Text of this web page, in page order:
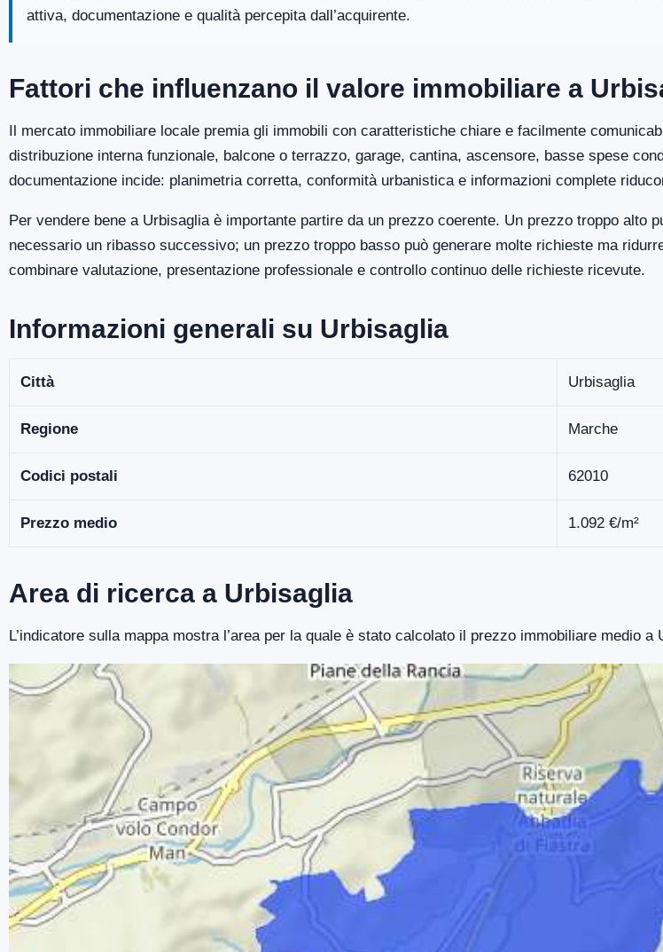
attiva, documentazione e qualità percepita dall’acquirente.
Fattori che influenzano il valore immobiliare a
Il mercato immobiliare locale premia gli immobili con caratteristiche chiare e facilmente
distribuzione interna funzionale, balcone o terrazzo, garage, cantina, ascensore, basse spese
documentazione incide: planimetria corretta, conformità urbanistica e informazioni complete
Per vendere bene a Urbisaglia è importante partire da un prezzo coerente. Un prezzo troppo alto
necessario un ribasso successivo; un prezzo troppo basso può generare molte richieste ma
combinare valutazione, presentazione professionale e controllo continuo delle richieste ricevute.
Informazioni generali su Urbisaglia
Città Urbisaglia
Regione Marche
Codici postali 62010
Prezzo medio 1.092 €/m²
Area di ricerca a Urbisaglia
L’indicatore sulla mappa mostra l’area per la quale è stato calcolato il prezzo immobiliare medio a